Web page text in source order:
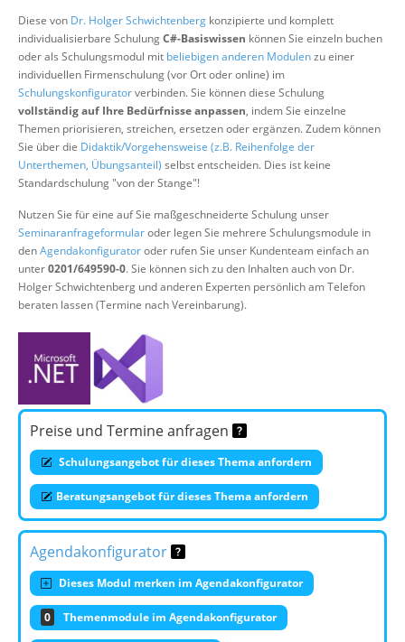
Suche
Diese von Dr. Holger Schwichtenberg konzipierte und komplett
individualisierbare SchulungC#-Basiswissen können Sie einzeln buchen
oder als Schulungsmodul mit beliebigen anderen Modulenzu einer
individuellen Firmenschulung (vor Ort oder online) im
Schulungskonfiguratorverbinden. Sie können diese Schulung
vollständig auf Ihre Bedürfnisse anpassen, indem Sie einzelne
Themen priorisieren, streichen, ersetzen oder ergänzen. Zudem können
Sie über die Didaktik/Vorgehensweise (z.B. Reihenfolge der
Unterthemen, Übungsanteil) selbst entscheiden. Dies ist keine
Standardschulung "von der Stange"!
Nutzen Sie für eine auf Sie maßgeschneiderte Schulung unser
Seminaranfrageformularoder legen Sie mehrere Schulungsmodule in
denAgendakonfiguratoroder rufen Sie unser Kundenteam einfach an
unter0201/649590-0. Sie können sich zu den Inhalten auch von Dr.
Holger Schwichtenberg und anderen Experten persönlich am Telefon
beraten lassen (Termine nach Vereinbarung).
Preise und Termine anfragen
Schulungsangebot für dieses Thema anfordern
Beratungsangebot für dieses Thema anfordern
Agendakonfigurator
Dieses Modul merken im Agendakonfigurator
0 Themenmodule im Agendakonfigurator